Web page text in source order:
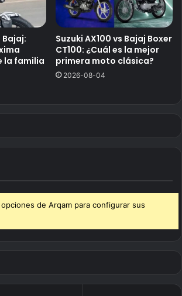
Bajaj:
la familia
Suzuki AX100 vs Bajaj Boxer
CT100: ¿Cuál es la mejor
primera moto clásica?
2026-08-04
de Arqam para configurar sus